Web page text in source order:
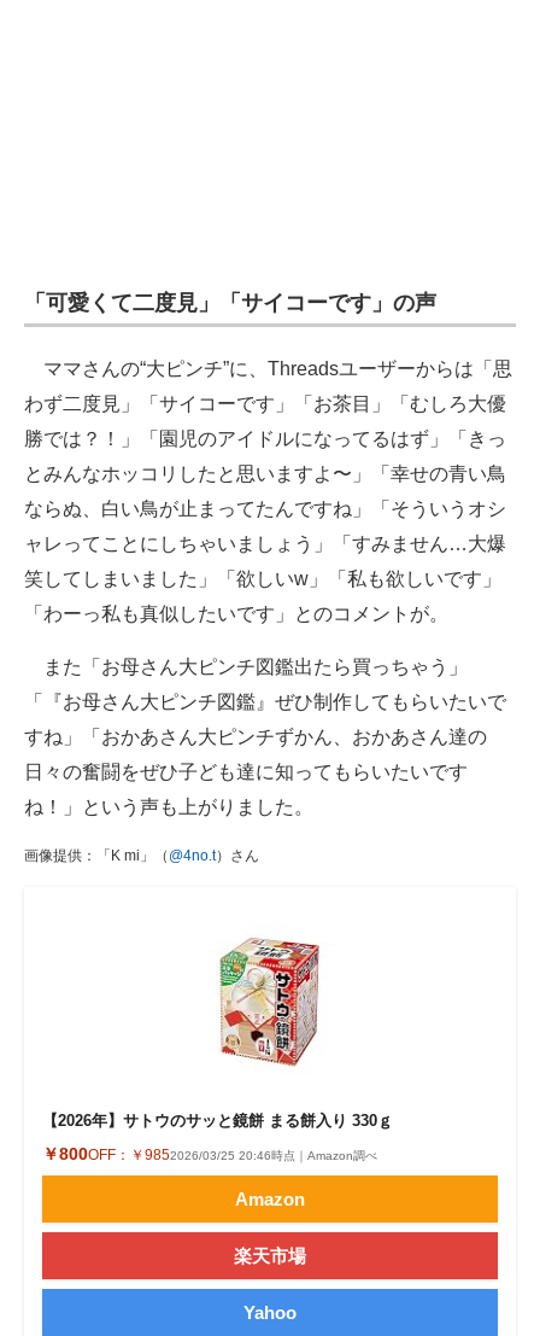
「可愛くて二度見」「サイコーです」の声
ママさんの“大ピンチ”に、Threadsユーザーからは「思
わず二度見」「サイコーです」「お茶目」「むしろ大優
勝では？！」「園児のアイドルになってるはず」「きっ
とみんなホッコリしたと思いますよ〜」「幸せの青い鳥
ならぬ、白い鳥が止まってたんですね」「そういうオシ
ャレってことにしちゃいましょう」「すみません…大爆
笑してしまいました」「欲しいw」「私も欲しいです」
「わーっ私も真似したいです」とのコメントが。
また「お母さん大ピンチ図鑑出たら買っちゃう」
「『お母さん大ピンチ図鑑』ぜひ制作してもらいたいで
すね」「おかあさん大ピンチずかん、おかあさん達の
日々の奮闘をぜひ子ども達に知ってもらいたいです
ね！」という声も上がりました。
画像提供：「K mi」（ @4no.t）さん
【2026年】サトウのサッと鏡餅 まる餅入り 330ｇ
￥800OFF： ￥9852026/03/25 20:46時点｜Amazon調べ
Amazon
楽天市場
Yahoo